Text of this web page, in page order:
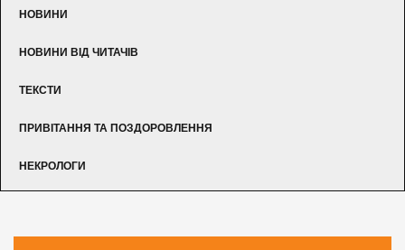
НОВИНИ
НОВИНИ ВІД ЧИТАЧІВ
ТЕКСТИ
ПРИВІТАННЯ ТА ПОЗДОРОВЛЕННЯ
НЕКРОЛОГИ